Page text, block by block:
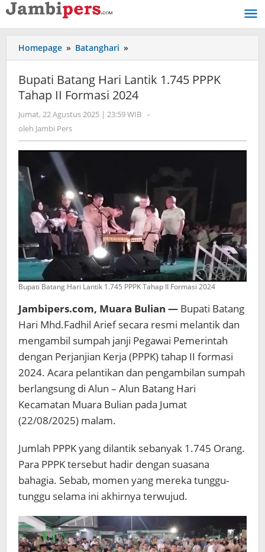
Lewati
ke
konten
Homepage » Batanghari »
Batang
Lantik
1.745
PPPK
Bupati Batang Hari Lantik 1.745 PPPK
Tahap II Formasi 2024
Jumat, 22 Agustus 2025 | 23:59 WIB oleh
-
oleh Jambi Pers
Bupati Batang Hari Lantik 1.745 PPPK Tahap II Formasi 2024
Jambipers.com, Muara Bulian — Bupati Batang
Hari Mhd.Fadhil Arief secara resmi melantik dan
mengambil sumpah janji Pegawai Pemerintah
dengan Perjanjian Kerja (PPPK) tahap II formasi
2024. Acara pelantikan dan pengambilan sumpah
berlangsung di Alun – Alun Batang Hari
Kecamatan Muara Bulian pada Jumat
(22/08/2025) malam.
Jumlah PPPK yang dilantik sebanyak 1.745 Orang.
Para PPPK tersebut hadir dengan suasana
bahagia. Sebab, momen yang mereka tunggu-
tunggu selama ini akhirnya terwujud.